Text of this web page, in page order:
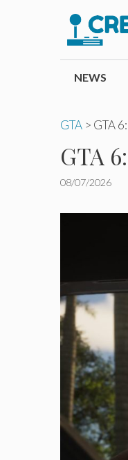
conteúdo
NEWS
GTA > GTA
GTA
08/07/2026